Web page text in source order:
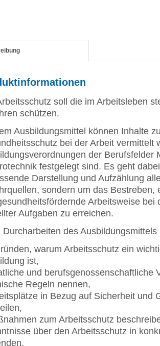
soll die im Arbeitsleben
schützen.
Ausbildungsmittel können Inhalte
bei der Arbeit vermittelt
der Berufsfelder
festgelegt sind. Es geht
Darstellung und Aufzählung
sondern um das Bestreben,
Arbeitsweise bei
Aufgaben zu erreichen.
Durcharbeiten des Ausbildungsmittels
warum Arbeitsschutz ein
ist,
und berufsgenossenschaftliche
Regeln nennen,
in Bezug auf Sicherheit und
zum Arbeitsschutz
über den Arbeitsschutz in